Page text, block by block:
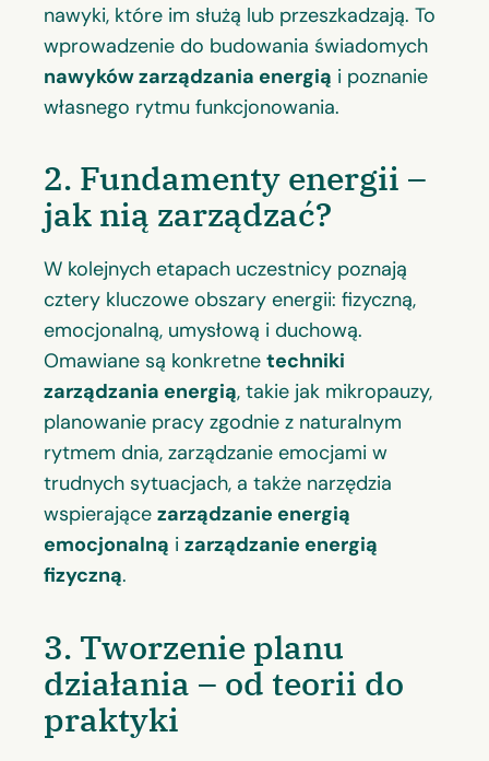
nawyki, które im służą lub przeszkadzają. To
wprowadzenie do budowania świadomych
nawyków zarządzania energią i poznanie
własnego rytmu funkcjonowania.
2. Fundamenty energii –
jak nią zarządzać?
W kolejnych etapach uczestnicy poznają
cztery kluczowe obszary energii: fizyczną,
emocjonalną, umysłową i duchową.
Omawiane są konkretne techniki
zarządzania energią, takie jak mikropauzy,
planowanie pracy zgodnie z naturalnym
rytmem dnia, zarządzanie emocjami w
trudnych sytuacjach, a także narzędzia
wspierające zarządzanie energią
emocjonalną i zarządzanie energią
fizyczną.
3. Tworzenie planu
działania – od teorii do
praktyki